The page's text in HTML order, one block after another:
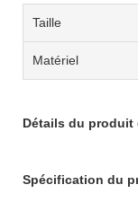
Taille
Matériel
Détails du
Spécification du